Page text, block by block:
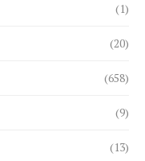
(1)
(20)
(658)
(9)
(13)